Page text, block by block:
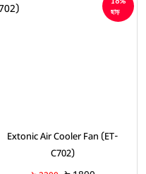
ছাড়
XUNDD XDOT-063 Multi-
Functional Clip Fan - 6000mAh